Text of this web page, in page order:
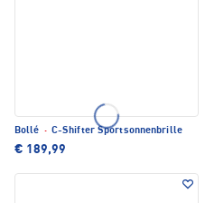
Bollé · C-Shifter Sportsonnenbrille
€ 189,99